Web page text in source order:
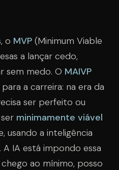
o MVP (Minimum Viable
a lançar cedo,
sem medo. O MAIVP
a carreira: na era da
ser perfeito ou
minimamente viável
usando a inteligência
IA está impondo essa
ao mínimo, posso